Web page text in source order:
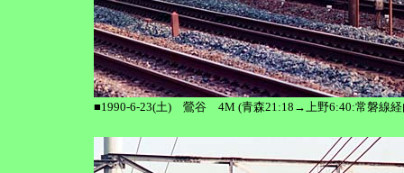
■1990-6-23(土) 鶯谷 4M (青森21:18→上野6:40:常磐線